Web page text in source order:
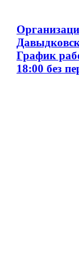
График
18:00 без